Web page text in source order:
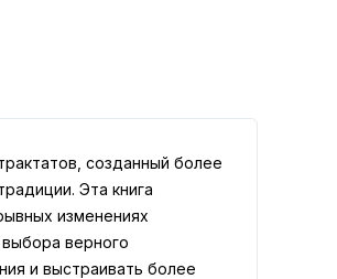
созданный более
Эта книга
изменениях
верного
и выстраивать более